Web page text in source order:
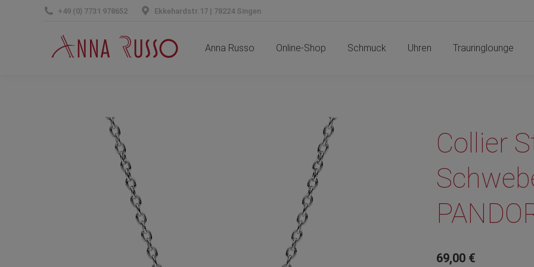
+49 (0) 7731 978652 Ekkehardstr.17 | 78224 Singen
Anna Russo Online-Shop Schmuck Uhren Trauringlounge
Collier
69,00 €